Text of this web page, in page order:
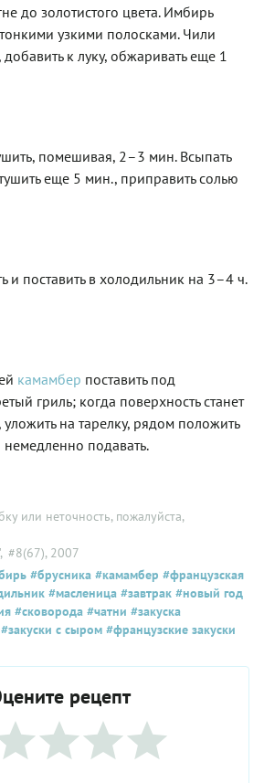
до золотистого цвета. Имбирь
тонкими узкими полосками. Чили
к луку, обжаривать еще 1
помешивая, 2–3 мин. Всыпать
еще 5 мин., приправить солью
и поставить в холодильник на 3–4 ч.
камамбер поставить под
гриль; когда поверхность станет
на тарелку, рядом положить
подавать.
или неточность, пожалуйста,
, #8(67), 2007
#брусника #камамбер #французская
#масленица #завтрак #новый год
#сковорода #чатни #закуска
#закуски с сыром #французские закуски
рецепт